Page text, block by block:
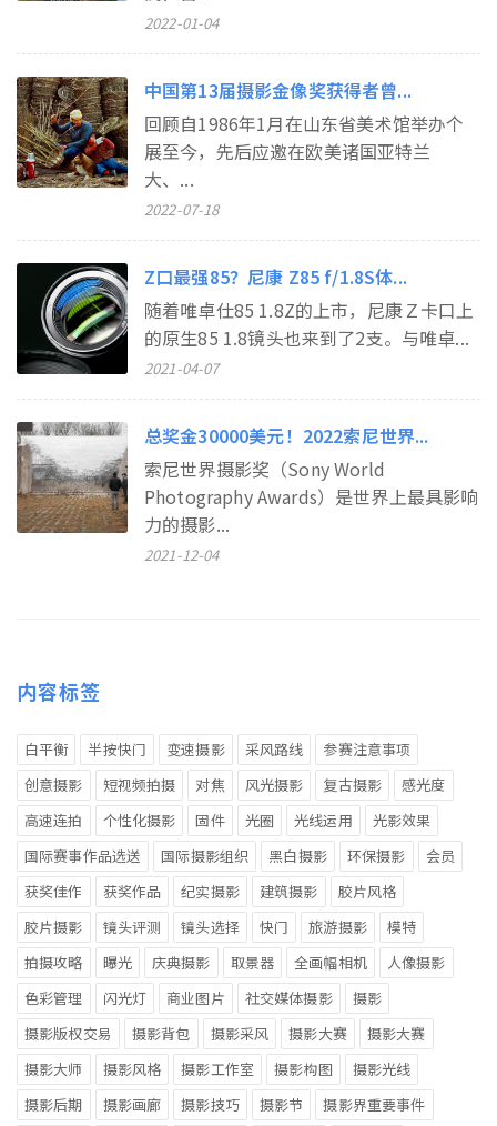
2022-01-04
中国第13届摄影金像奖获得者曾...
回顾自1986年1月在山东省美术馆举办个
展至今，先后应邀在欧美诸国亚特兰
大、...
2022-07-18
Z口最强85？尼康 Z85 f/1.8S体...
随着唯卓仕85 1.8Z的上市，尼康Ｚ卡口上
的原生85 1.8镜头也来到了2支。与唯卓...
2021-04-07
总奖金30000美元！2022索尼世界...
索尼世界摄影奖（Sony World
Photography Awards）是世界上最具影响
力的摄影...
2021-12-04
内容标签
白平衡 半按快门 变速摄影 采风路线
参赛注意事项
创意摄影
短视频拍摄 对焦 风光摄影 复古摄影
感光度
高速连拍
个性化摄影 固件 光圈 光线运用
光影效果
国际赛事作品选送
国际摄影组织 黑白摄影 环保摄影
会员
获奖佳作
获奖作品 纪实摄影 建筑摄影
胶片风格
胶片摄影
镜头评测 镜头选择 快门 旅游摄影
模特
拍摄攻略
曝光 庆典摄影 取景器 全画幅相机
人像摄影
色彩管理
闪光灯 商业图片 社交媒体摄影
摄影
摄影版权交易
摄影背包 摄影采风 摄影大赛
摄影大赛
摄影大师
摄影风格 摄影工作室 摄影构图
摄影光线
摄影后期
摄影画廊 摄影技巧 摄影节 摄影界重要事件